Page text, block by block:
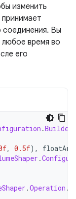
изменить
Вы
любое время во
его
.Builder
, 0.5f),
.
.Operation .